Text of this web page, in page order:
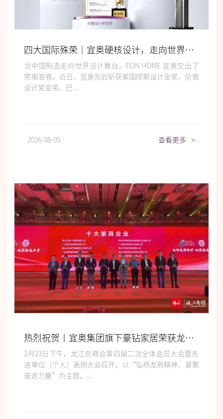
四大国际殊荣｜宜奥硬核设计，走向世界舞台
当中国制造走向世界设计舞台，EON HOME 宜奥交出了
亮眼答卷。近日，宜奥先后斩获美国缪斯设计金奖、伦敦
设计奖金奖、巴...
2026-08-05 查看更多 >
热烈祝贺丨宜奥集团旗下豪钻家居荣获龙江“十大家具企业”殊荣!
2月23日下午，龙江总商会第四届二次全体会员大会暨先
进单位（个人）表扬大会召开。以“弘扬龙商精神，凝聚
奋进力量”为主题，...